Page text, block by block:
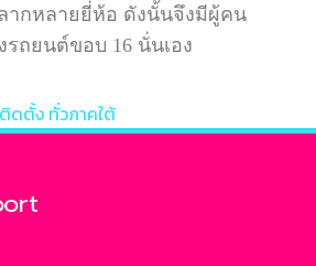
ากหลายยี่ห้อ ดังนั้นจึงมีผู้คน
รถยนต์ขอบ 16 นั่นเอง